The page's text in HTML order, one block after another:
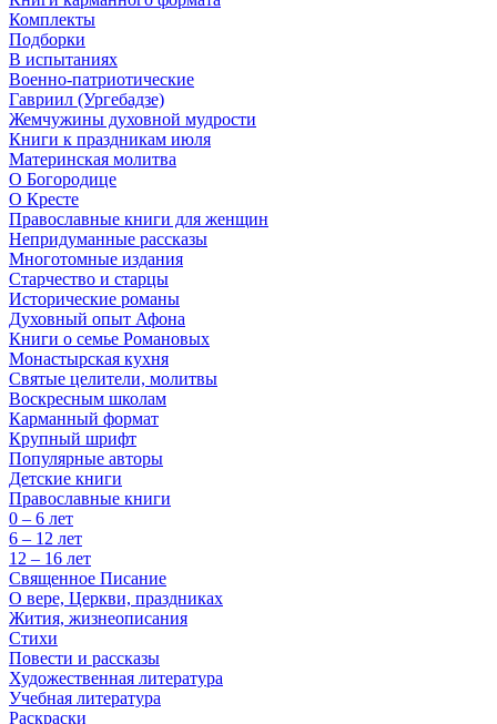
Комплекты
Подборки
В испытаниях
Военно-патриотические
Гавриил (Ургебадзе)
Жемчужины духовной мудрости
Книги к праздникам июля
Материнская молитва
О Богородице
О Кресте
Православные книги для женщин
Непридуманные рассказы
Многотомные издания
Старчество и старцы
Исторические романы
Духовный опыт Афона
Книги о семье Романовых
Монастырская кухня
Святые целители, молитвы
Воскресным школам
Карманный формат
Крупный шрифт
Популярные авторы
Детские книги
Православные книги
0 – 6 лет
6 – 12 лет
12 – 16 лет
Священное Писание
О вере, Церкви, праздниках
Жития, жизнеописания
Стихи
Повести и рассказы
Художественная литература
Учебная литература
Раскраски